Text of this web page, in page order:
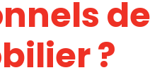
de
?